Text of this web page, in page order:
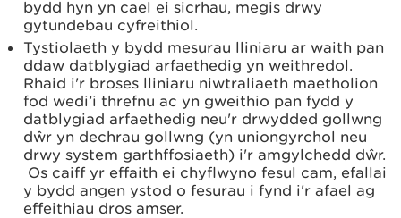
bydd hyn yn cael ei sicrhau, megis drwy
gytundebau cyfreithiol.
Tystiolaeth y bydd mesurau lliniaru ar waith pan
ddaw datblygiad arfaethedig yn weithredol.
Rhaid i'r broses lliniaru niwtraliaeth maetholion
fod wedi’i threfnu ac yn gweithio pan fydd y
datblygiad arfaethedig neu'r drwydded gollwng
dŵr yn dechrau gollwng (yn uniongyrchol neu
drwy system garthffosiaeth) i'r amgylchedd dŵr.
Os caiff yr effaith ei chyflwyno fesul cam, efallai
y bydd angen ystod o fesurau i fynd i'r afael ag
effeithiau dros amser.